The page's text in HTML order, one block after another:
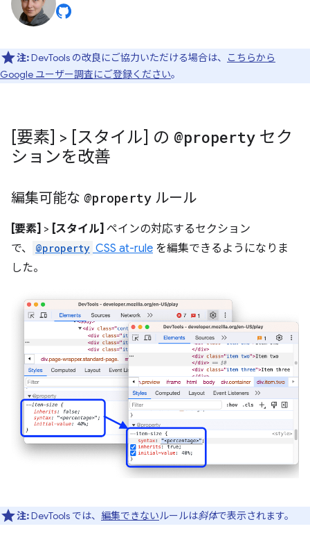
注:DevTools の改良にご協力いただける場合は、
こちらから
Google ユーザー調査にご登録ください。
[要素] > [スタイル] の @property セク
ションを改善
編集可能な @property ルール
[要素] > [スタイル] ペインの対応するセクション
で、
@property CSS at-rule を編集できるようになりま
した。
注:DevTools では、 編集できないルールは斜体で表示されます。